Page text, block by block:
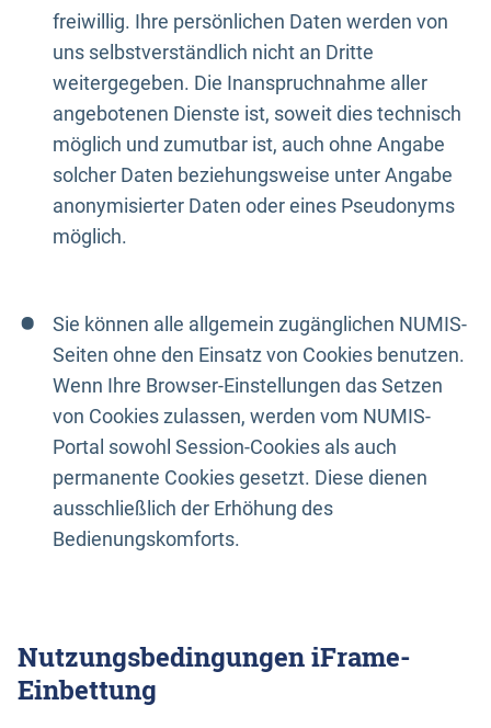
freiwillig. Ihre persönlichen Daten werden von
uns selbstverständlich nicht an Dritte
weitergegeben. Die Inanspruchnahme aller
angebotenen Dienste ist, soweit dies technisch
möglich und zumutbar ist, auch ohne Angabe
solcher Daten beziehungsweise unter Angabe
anonymisierter Daten oder eines Pseudonyms
möglich.
Sie können alle allgemein zugänglichen NUMIS-
Seiten ohne den Einsatz von Cookies benutzen.
Wenn Ihre Browser-Einstellungen das Setzen
von Cookies zulassen, werden vom NUMIS-
Portal sowohl Session-Cookies als auch
permanente Cookies gesetzt. Diese dienen
ausschließlich der Erhöhung des
Bedienungskomforts.
Nutzungsbedingungen iFrame-
Einbettung